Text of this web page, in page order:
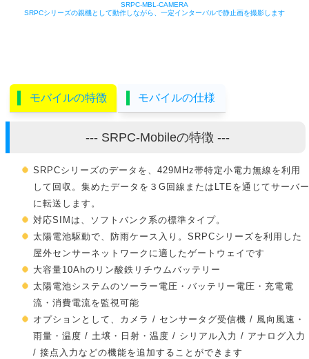
SRPC-MBL-CAMERA
SRPCシリーズの親機として動作しながら、一定インターバルで静止画を撮影します
モバイルの特徴 モバイルの仕様
--- SRPC-Mobileの特徴 ---
SRPCシリーズのデータを、429MHz帯特定小電力無線を利用
して回収。集めたデータを３G回線またはLTEを通じてサーバー
に転送します。
対応SIMは、ソフトバンク系の標準タイプ。
太陽電池駆動で、防雨ケース入り。SRPCシリーズを利用した
屋外センサーネットワークに適したゲートウェイです
大容量10Ahのリン酸鉄リチウムバッテリー
太陽電池システムのソーラー電圧・バッテリー電圧・充電電
流・消費電流を監視可能
オプションとして、カメラ / センサータグ受信機 / 風向風速・
雨量・温度 / 土壌・日射・温度 / シリアル入力 / アナログ入力
/ 接点入力などの機能を追加することができます